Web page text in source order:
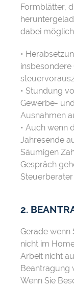
Formblätter,
dabei
•
• Stundung
Gewerbe-
Ausnahmen
• Auch wenn
Jahresende
Säumigen
Gespräch
2.
Gerade wenn
nicht im
Arbeit nicht
Beantragung
Wenn Sie